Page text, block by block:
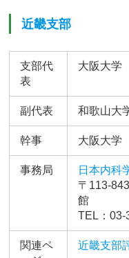
近畿支部
支部代
表
大阪大
副代表 和歌山
幹事 大阪大
事務局
日本内科
〒113-
館
TEL：03-
関連ペ
近畿支部